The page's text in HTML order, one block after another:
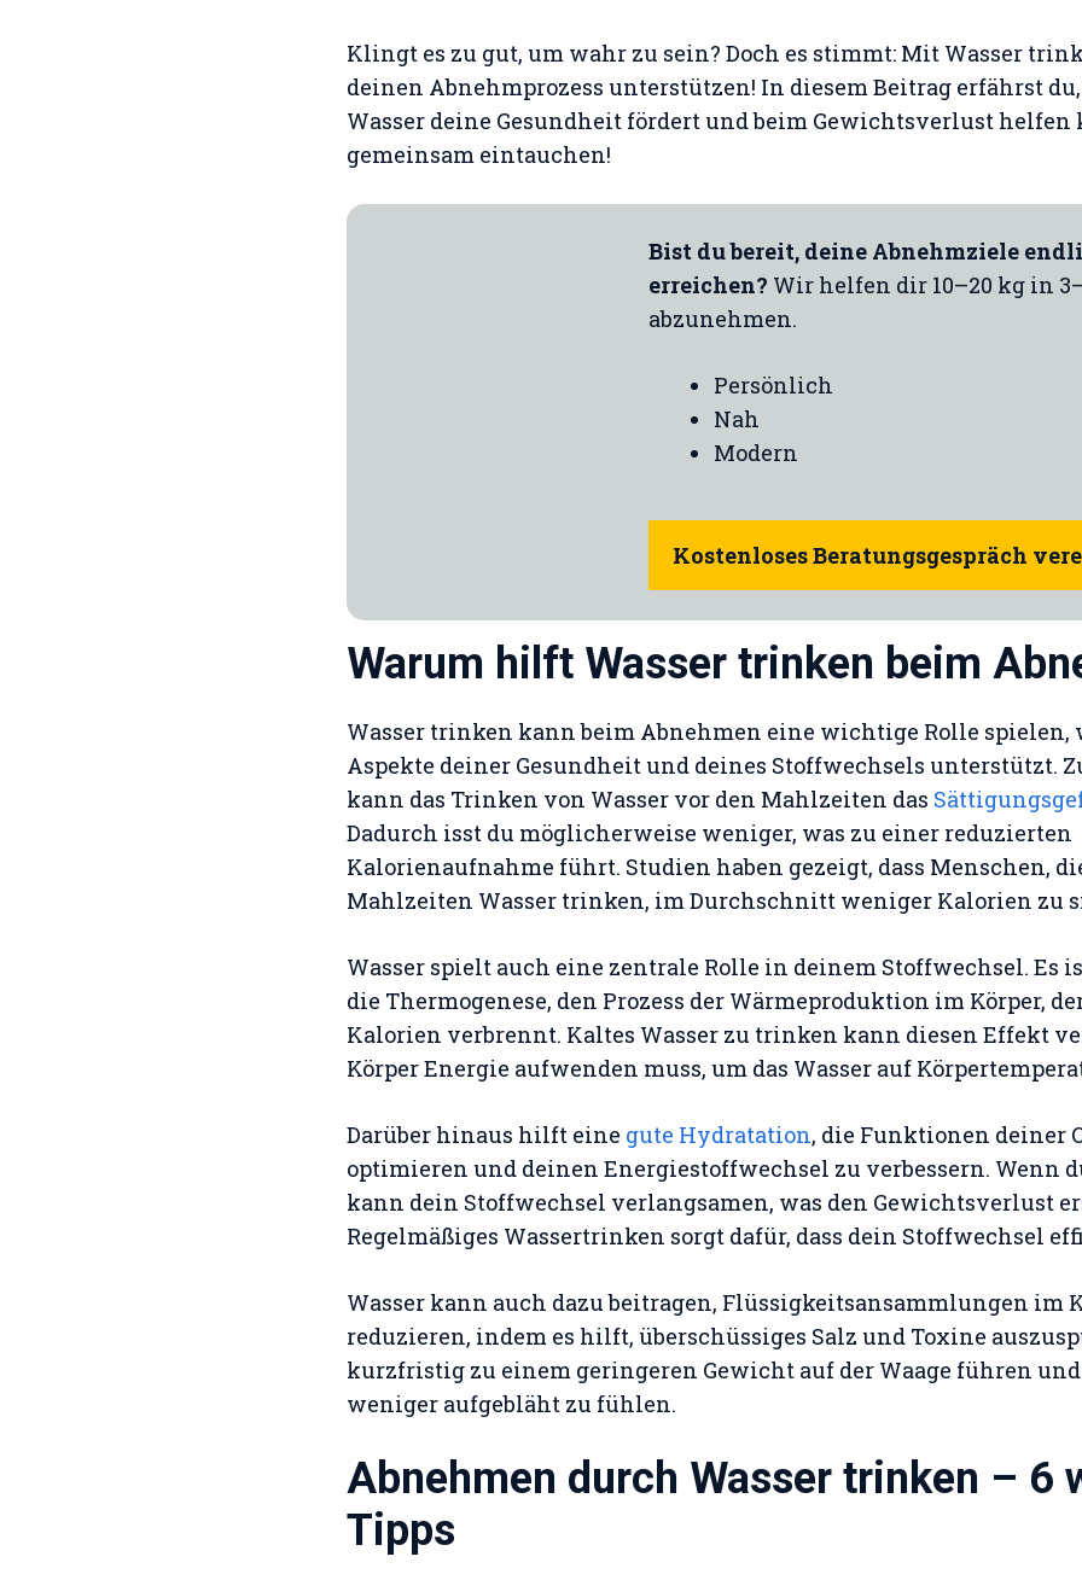
Klingt es zu gut, um wahr zu sein? Doch es stimmt: Mit Wasser
deinen Abnehmprozess unterstützen! In diesem Beitrag erfährst
Wasser deine Gesundheit fördert und beim Gewichtsverlust helfen
gemeinsam eintauchen!
Bist du bereit, deine Abnehmziele
erreichen? Wir helfen dir 10–20 kg in
abzunehmen.
Persönlich
Nah
Modern
Kostenloses Beratungsgespräch
Warum hilft Wasser trinken beim
Wasser trinken kann beim Abnehmen eine wichtige Rolle spielen,
Aspekte deiner Gesundheit und deines Stoffwechsels unterstützt.
kann das Trinken von Wasser vor den Mahlzeiten das
Dadurch isst du möglicherweise weniger, was zu einer reduzierten
Kalorienaufnahme führt. Studien haben gezeigt, dass Menschen,
Mahlzeiten Wasser trinken, im Durchschnitt weniger Kalorien zu
Wasser spielt auch eine zentrale Rolle in deinem Stoffwechsel. Es
die Thermogenese, den Prozess der Wärmeproduktion im Körper,
Kalorien verbrennt. Kaltes Wasser zu trinken kann diesen Effekt
Körper Energie aufwenden muss, um das Wasser auf
Darüber hinaus hilft eine gute Hydratation, die Funktionen deiner
optimieren und deinen Energiestoffwechsel zu verbessern. Wenn
kann dein Stoffwechsel verlangsamen, was den Gewichtsverlust
Regelmäßiges Wassertrinken sorgt dafür, dass dein Stoffwechsel
Wasser kann auch dazu beitragen, Flüssigkeitsansammlungen im
reduzieren, indem es hilft, überschüssiges Salz und Toxine
kurzfristig zu einem geringeren Gewicht auf der Waage führen
weniger aufgebläht zu fühlen.
Abnehmen durch Wasser trinken – 6
Tipps